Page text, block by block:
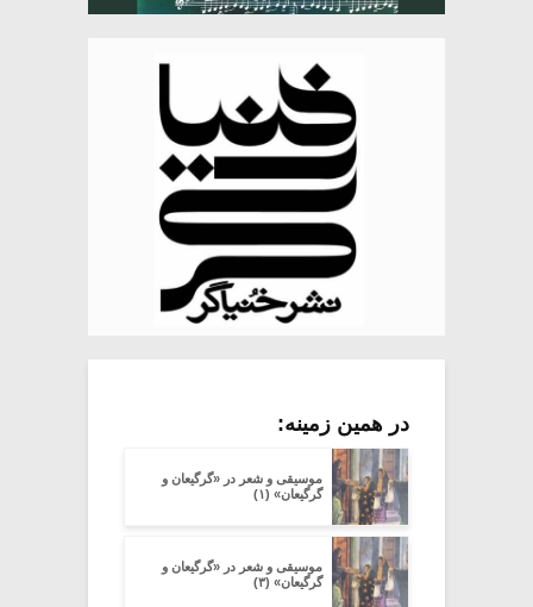
در همین زمینه:
موسیقی و شعر در «گرگیعان و
گرگیعان» (۱)
موسیقی و شعر در «گرگیعان و
گرگیعان» (۳)